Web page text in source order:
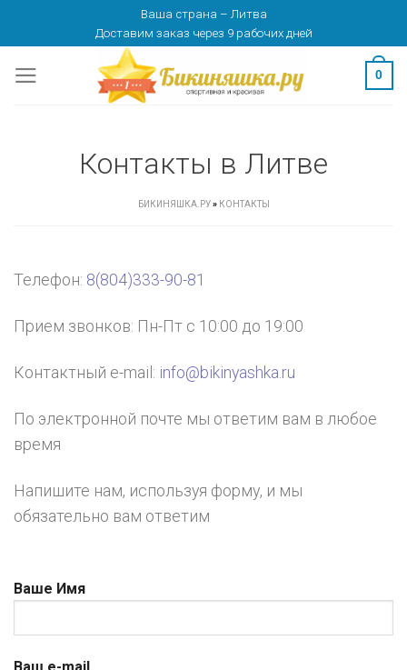
content
Ваша страна – Литва
Доставим заказ через 9 рабочих дней
0
Контакты в Литве
БИКИНЯШКА.РУ» КОНТАКТЫ
Телефон: 8(804)333-90-81
Прием звонков: Пн-Пт с 10:00 до 19:00
Контактный e-mail: info@bikinyashka.ru
По электронной почте мы ответим вам в любое
время
Напишите нам, используя форму, и мы
обязательно вам ответим
Ваше Имя